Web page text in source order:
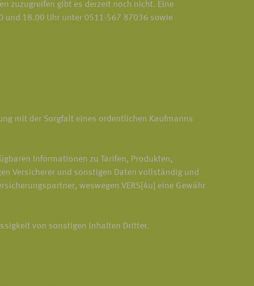
zuzugreifen gibt es derzeit noch nicht. Eine
und 18.00 Uhr unter 0511-567 87036 sowie
mit der Sorgfalt eines ordentlichen Kaufmanns
Informationen zu Tarifen, Produkten,
Versicherer und sonstigen Daten vollständig und
weswegen VERS[4u] eine Gewähr
von sonstigen Inhalten Dritter.